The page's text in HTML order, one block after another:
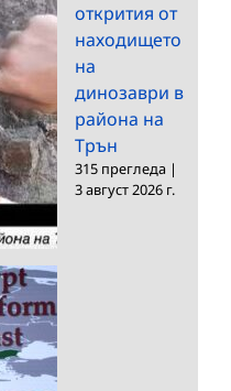
открития от
находището
на
динозаври в
района на
Трън
315 прегледа |
3 август 2026 г.